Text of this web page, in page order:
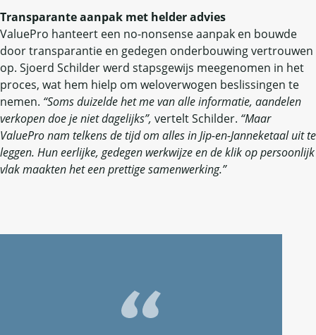
Transparante aanpak met helder advies
ValuePro hanteert een no-nonsense aanpak en bouwde
door transparantie en gedegen onderbouwing vertrouwen
op. Sjoerd Schilder werd stapsgewijs meegenomen in het
proces, wat hem hielp om weloverwogen beslissingen te
nemen. “Soms duizelde het me van alle informatie, aandelen
verkopen doe je niet dagelijks”, vertelt Schilder. “Maar
ValuePro nam telkens de tijd om alles in Jip-en-Janneketaal uit te
leggen. Hun eerlijke, gedegen werkwijze en de klik op persoonlijk
vlak maakten het een prettige samenwerking.”